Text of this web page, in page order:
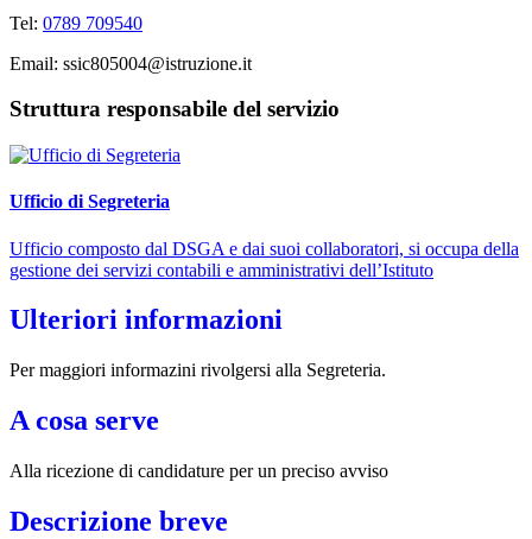
Tel: 0789 709540
Email: ssic805004@istruzione.it
Struttura responsabile del servizio
Ufficio di Segreteria
Ufficio composto dal DSGA e dai suoi collaboratori, si occupa della
gestione dei servizi contabili e amministrativi dell’Istituto
Ulteriori informazioni
Per maggiori informazini rivolgersi alla Segreteria.
A cosa serve
Alla ricezione di candidature per un preciso avviso
Descrizione breve